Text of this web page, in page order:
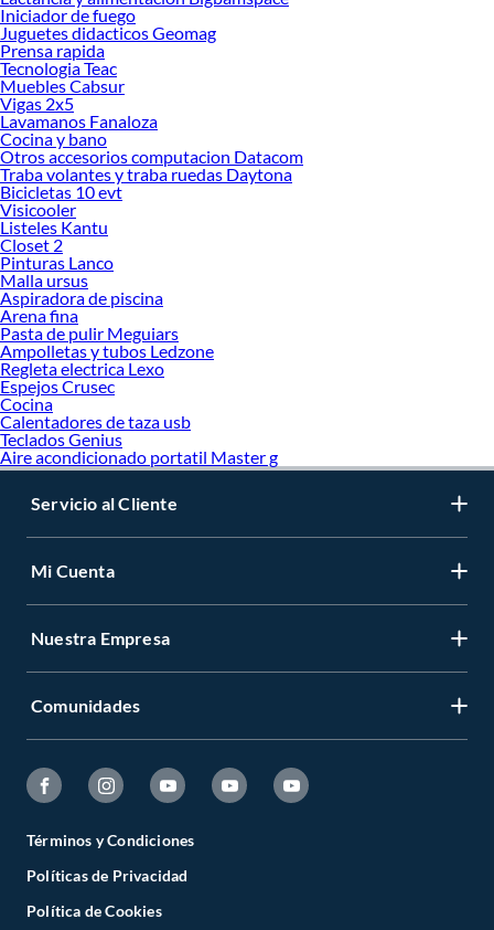
renovación y decoración. ¡Visítanos y haz tus ideas realidad!
Iniciador de fuego
Juguetes didacticos Geomag
Prensa rapida
Tecnologia Teac
Muebles Cabsur
Vigas 2x5
Lavamanos Fanaloza
Cocina y bano
Otros accesorios computacion Datacom
Traba volantes y traba ruedas Daytona
Bicicletas 10 evt
Visicooler
Listeles Kantu
Closet 2
Pinturas Lanco
Malla ursus
Aspiradora de piscina
Arena fina
Pasta de pulir Meguiars
Ampolletas y tubos Ledzone
Regleta electrica Lexo
Espejos Crusec
Cocina
Calentadores de taza usb
Teclados Genius
Aire acondicionado portatil Master g
Servicio al Cliente
Mi Cuenta
Nuestra Empresa
Comunidades
Términos y Condiciones
Políticas de Privacidad
Política de Cookies